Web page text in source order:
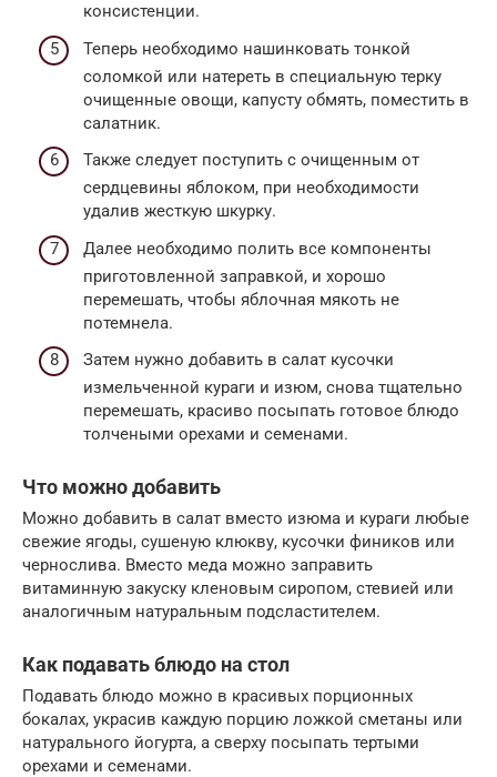
консистенции.
Теперь необходимо нашинковать тонкой
соломкой или натереть в специальную терку
очищенные овощи, капусту обмять, поместить в
салатник.
Также следует поступить с очищенным от
сердцевины яблоком, при необходимости
удалив жесткую шкурку.
Далее необходимо полить все компоненты
приготовленной заправкой, и хорошо
перемешать, чтобы яблочная мякоть не
потемнела.
Затем нужно добавить в салат кусочки
измельченной кураги и изюм, снова тщательно
перемешать, красиво посыпать готовое блюдо
толчеными орехами и семенами.
Что можно добавить
Можно добавить в салат вместо изюма и кураги любые
свежие ягоды, сушеную клюкву, кусочки фиников или
чернослива. Вместо меда можно заправить
витаминную закуску кленовым сиропом, стевией или
аналогичным натуральным подсластителем.
Как подавать блюдо на стол
Подавать блюдо можно в красивых порционных
бокалах, украсив каждую порцию ложкой сметаны или
натурального йогурта, а сверху посыпать тертыми
орехами и семенами.